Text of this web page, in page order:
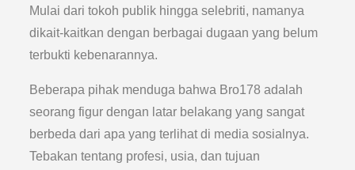
Mulai dari tokoh publik hingga selebriti, namanya
dikait-kaitkan dengan berbagai dugaan yang belum
terbukti kebenarannya.
Beberapa pihak menduga bahwa Bro178 adalah
seorang figur dengan latar belakang yang sangat
berbeda dari apa yang terlihat di media sosialnya.
Tebakan tentang profesi, usia, dan tujuan